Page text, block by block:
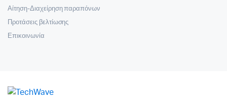
Αίτηση-Διαχείρηση παραπόνων
Προτάσεις βελτίωσης
Επικοινωνία